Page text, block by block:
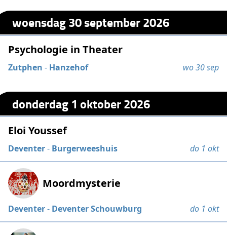
woensdag 30 september 2026
Psychologie in Theater
Zutphen - Hanzehof wo 30 sep
donderdag 1 oktober 2026
Eloi Youssef
Deventer- Burgerweeshuis do 1 okt
Moordmysterie
Deventer- Deventer Schouwburg do 1 okt